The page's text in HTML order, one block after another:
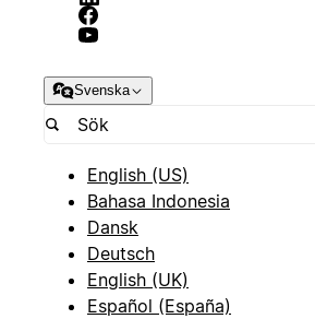
Svenska
English (US)
Bahasa Indonesia
Dansk
Deutsch
English (UK)
Español (España)